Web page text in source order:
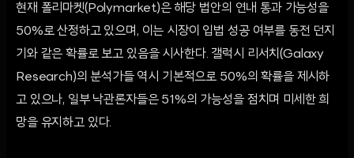
현재 폴리마켓(Polymarket)은 해당 법안의 연내 통과 가능성을
50%로 산정하고 있으며, 이는 시장이 입법 성공 여부를 동전 던지
기와 같은 확률로 보고 있음을 시사한다. 갤럭시 리서치(Galaxy
Research)의 분석가들 역시 기본적으로 50%의 확률을 제시하
고 있으나, 일부 낙관론자들은 51%의 가능성을 점치며 미세한 희
망을 유지하고 있다.